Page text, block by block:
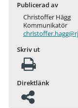
Publicerad av
Christoffer Hägg
Kommunikatör
Skriv ut
Direktlänk